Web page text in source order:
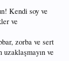
Kendi soy ve
ve
zorba ve sert
ve